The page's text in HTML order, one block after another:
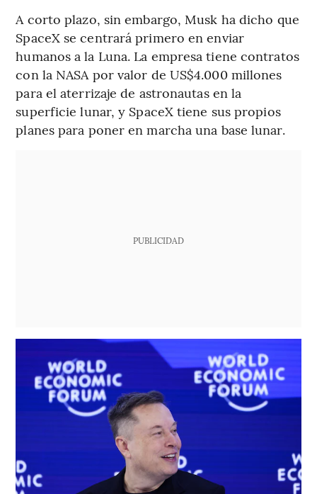
A corto plazo, sin embargo, Musk ha dicho que
SpaceX se centrará primero en enviar
humanos a la Luna. La empresa tiene contratos
con la NASA por valor de US$4.000 millones
para el aterrizaje de astronautas en la
superficie lunar, y SpaceX tiene sus propios
planes para poner en marcha una base lunar.
PUBLICIDAD